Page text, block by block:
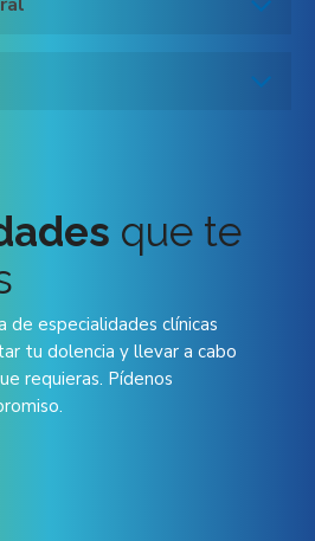
que te
de especialidades clínicas
tu dolencia y llevar a cabo
requieras. Pídenos